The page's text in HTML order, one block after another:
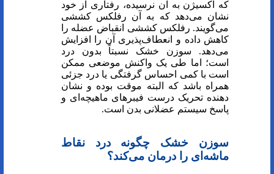
که اکسیژن به آن نرسیده، رفتاری از خود
نشان می‌دهد که به آن رفلکس کششی
می‌گویند. رفلکس کششی انقباض عضله را
کاهش داده و انعطاف‌پذیری آن را افزایش
می‌دهد. سوزن خشک نسبتاً بدون درد
است؛ اما طی یک واکنش موضعی ممکن
است با کمی احساس گرفتگی یا درد جزئی
همراه باشد که البته موقت بوده و نشان
دهنده تحریک درست فیبر‌های ماهیچه‌ای و
پاسخ سیستم عضلانی بدن است.
سوزن خشک چگونه درد نقاط
ماشه‌ای را درمان می‌کند؟